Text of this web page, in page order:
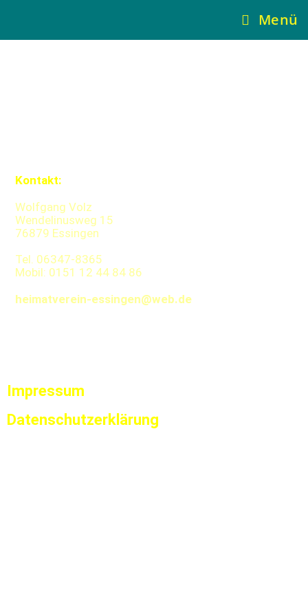
Menü
Kontakt:
Wolfgang Volz
Wendelinusweg 15
76879 Essingen
Tel. 06347-8365
Mobil: 0151 12 44 84 86
heimatverein-essingen@web.de
Impressum
Datenschutzerklärung